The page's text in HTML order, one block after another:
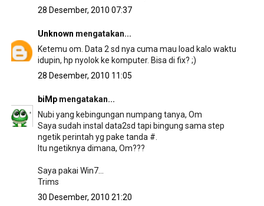
28 Desember, 2010 07:37
Unknown mengatakan...
Ketemu om. Data 2 sd nya cuma mau load kalo waktu
idupin, hp nyolok ke komputer. Bisa di fix? ;)
28 Desember, 2010 11:05
biMpmengatakan...
Nubi yang kebingungan numpang tanya, Om
Saya sudah instal data2sd tapi bingung sama step
ngetik perintah yg pake tanda #.
Itu ngetiknya dimana, Om???
Saya pakai Win7...
Trims
30 Desember, 2010 21:20